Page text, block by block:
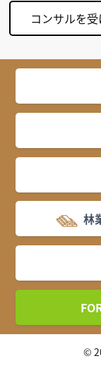
コンサルを
林
©